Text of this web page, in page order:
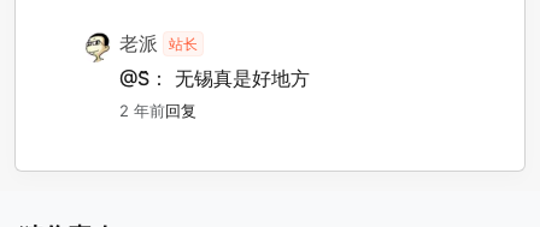
老派 站长
@S̆̈： 无锡真是好地方
2 年前回复